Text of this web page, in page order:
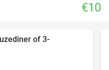
€10
of 3-